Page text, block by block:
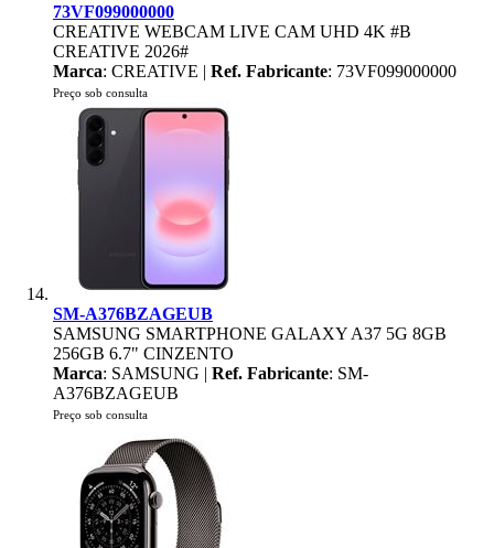
73VF099000000
CREATIVE WEBCAM LIVE CAM UHD 4K #B
CREATIVE 2026#
Marca: CREATIVE | Ref. Fabricante: 73VF099000000
Preço sob consulta
SM-A376BZAGEUB
SAMSUNG SMARTPHONE GALAXY A37 5G 8GB
256GB 6.7" CINZENTO
Marca: SAMSUNG | Ref. Fabricante: SM-
A376BZAGEUB
Preço sob consulta